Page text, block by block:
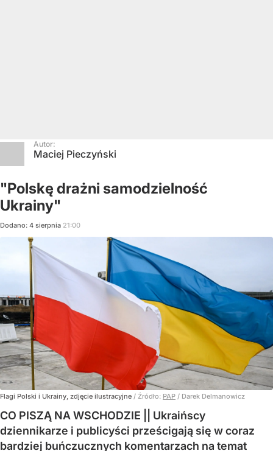
Autor:
Maciej Pieczyński
"Polskę drażni samodzielność
Ukrainy"
Dodano: 4 sierpnia 21:00
Flagi Polski i Ukrainy, zdjęcie ilustracyjne / Źródło: PAP / Darek Delmanowicz
CO PISZĄ NA WSCHODZIE || Ukraińscy
dziennikarze i publicyści prześcigają się w coraz
bardziej buńczucznych komentarzach na temat